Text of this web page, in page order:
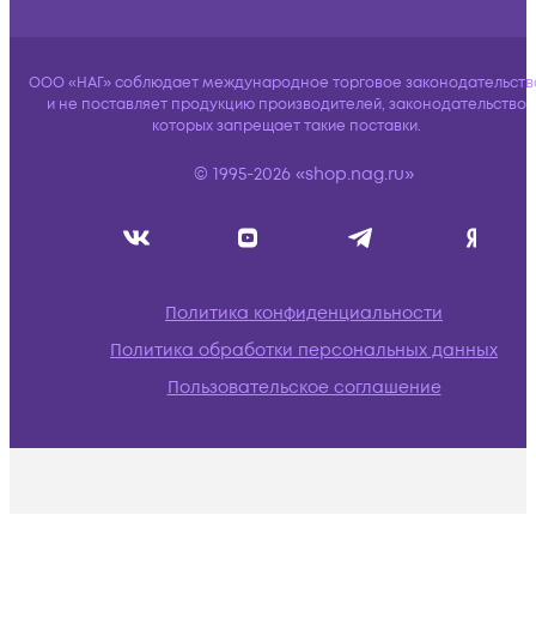
ООО «НАГ» соблюдает международное торговое
и не поставляет продукцию производителей, законодательство
которых запрещает такие поставки.
© 1995-2026 «shop.nag.ru»
Политика конфиденциальности
Политика обработки персональных данных
Пользовательское соглашение